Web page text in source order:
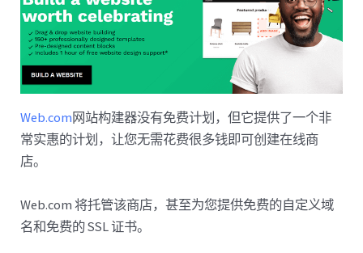
Web.com网站构建器没有免费计划，但它提供了一个非
常实惠的计划，让您无需花费很多钱即可创建在线商
店。
Web.com 将托管该商店，甚至为您提供免费的自定义域
名和免费的 SSL 证书。